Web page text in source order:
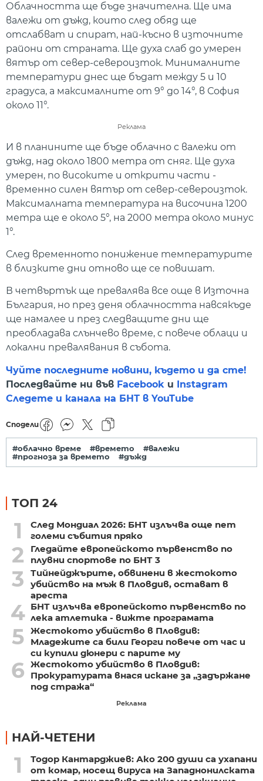
Облачността ще бъде значителна. Ще има
валежи от дъжд, които след обяд ще
отслабват и спират, най-късно в източните
райони от страната. Ще духа слаб до умерен
вятър от север-североизток. Минималните
температури днес ще бъдат между 5 и 10
градуса, а максималните от 9° до 14°, в София
около 11°.
Реклама
И в планините ще бъде облачно с валежи от
дъжд, над около 1800 метра от сняг. Ще духа
умерен, по високите и открити части -
временно силен вятър от север-североизток.
Максималната температура на височина 1200
метра ще е около 5°, на 2000 метра около минус
1°.
След временното понижение температурите
в близките дни отново ще се повишат.
В четвъртък ще превалява все още в Източна
България, но през деня облачността навсякъде
ще намалее и през следващите дни ще
преобладава слънчево време, с повече облаци и
локални превалявания в събота.
Чуйте последните новини, където и да сте!
Последвайте ни във Facebook и Instagram
Следете и канала на БНТ в YouTube
Сподели
#облачно време #времето
#валежи
#прогноза за времето
#дъжд
ТОП 24
1
След Мондиал 2026: БНТ излъчва още пет
големи събития пряко
2
Гледайте европейското първенство по
плувни спортове по БНТ 3
3
Тийнейджърите, обвинени в жестокото
убийство на мъж в Пловдив, остават в
ареста
4 БНТ излъчва европейското първенство по
лека атлетика - вижте програмата
5 Жестокото убийство в Пловдив:
Младежите са били Георги повече от час и
си купили дюнери с парите му
6 Жестокото убийство в Пловдив:
Прокуратурата внася искане за „задържане
под стража“
Реклама
НАЙ-ЧЕТЕНИ
1
Тодор Кантарджиев: Ако 200 души са ухапани
от комар, носещ вируса на Западнонилската